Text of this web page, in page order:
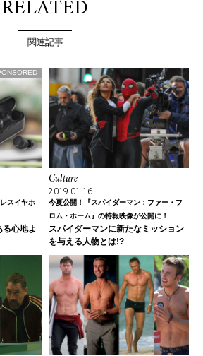
RELATED
関連記事
スイヤホ
心地よ
Culture
2019.01.16
今夏公開！『スパイダーマン：ファー・フ
ロム・ホーム』の特報映像が公開に！
スパイダーマンに新たなミッション
を与える人物とは!?